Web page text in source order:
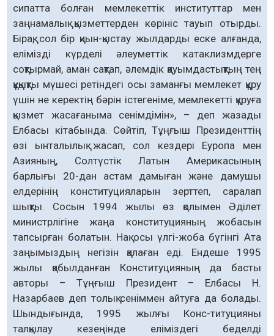
сипатта болған мемлекеттік институттар мен
заңнамалық қызметтерден көрініс тауып отырды.
Бірақ, сол бір қиын-қыстау жылдарды еске алғанда,
елімізді күрделі әлеуметтік катаклизмдерге
соқтырмай, аман сақтап, әлемдік қауымдастықтың тең
құқықты мүшесі ретіндегі осы заманғы мемлекет құру
үшін не керектің бәрін істегеніме, мемлекетті құруға
қызмет жасағаныма сенімдімін», – деп жазады
Елбасы кітабында. Сөйтіп, Тұңғыш Президенттің
өзі ынталылық жасап, сол кездері Еуропа мен
Азияның, Солтүстік Латын Америкасының
барлығы 20-дан астам дамыған және дамушы
елдерінің конституцияларын зерттеп, саралап
шықты. Сосын 1994 жылы өз қолымен Әділет
министрлігіне жаңа конституцияның жобасын
тапсырған болатын. Нақ осы үлгі-жоба бүгінгі Ата
заңымыздың негізін қалаған еді. Ендеше 1995
жылы қабылданған Конституцияның да басты
авторы – Тұңғыш Президент – Елбасы Н.
Назарбаев деп толық сеніммен айтуға да болады.
Шындығында, 1995 жылғы Конс-титуцияны
талқылау кезеңінде еліміздегі беделді